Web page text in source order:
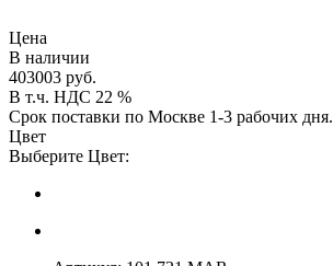
Цена
В наличии
403003 руб.
В т.ч. НДС 22 %
Срок поставки по Москве 1-3 рабочих дня.
Цвет
Выберите Цвет: